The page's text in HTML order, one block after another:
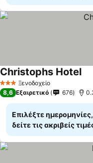
3 ΑστέριαΞενοδοχείο
Christophs Hotel
8,6 Εξαιρετικό 676
Επιλέξτε
δείτε τις ακριβείς